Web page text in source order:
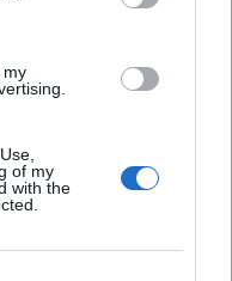
my
of my
with the
«γη -
αγάπησαν